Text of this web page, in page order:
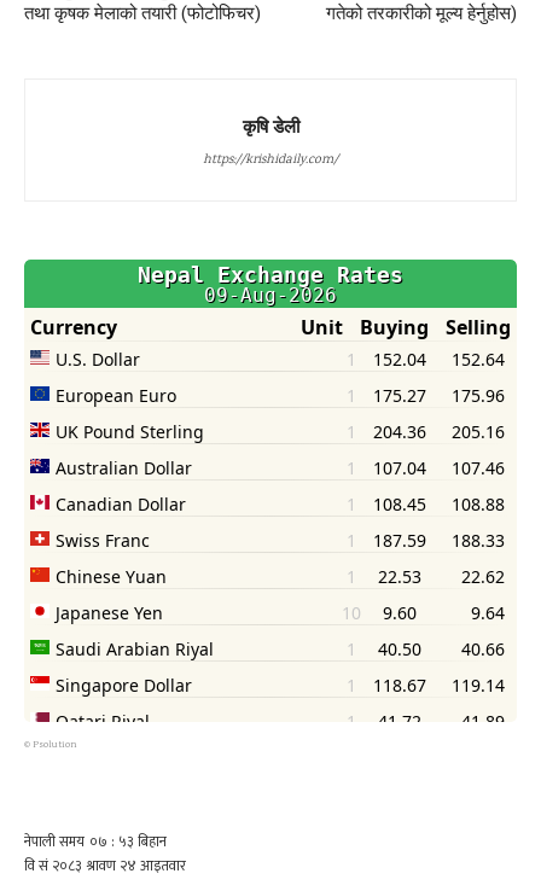
तथा कृषक मेलाको तयारी (फोटोफिचर)
गतेको तरकारीको मूल्य हेर्नुहोस)
कृषि डेली
https://krishidaily.com/
© Psolution